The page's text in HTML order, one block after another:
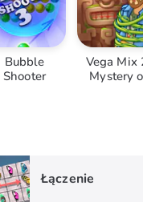
Bubble
Shooter
Vega Mix
Mystery
Łączenie